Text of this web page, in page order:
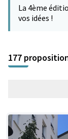
−
La 4ème
vos idées !
177